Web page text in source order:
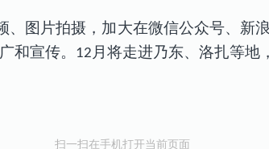
、图片拍摄 ，加大在微信公众号、新
和宣传。 12 月将走进乃东、洛扎等地
扫一扫在手机打开当前页面